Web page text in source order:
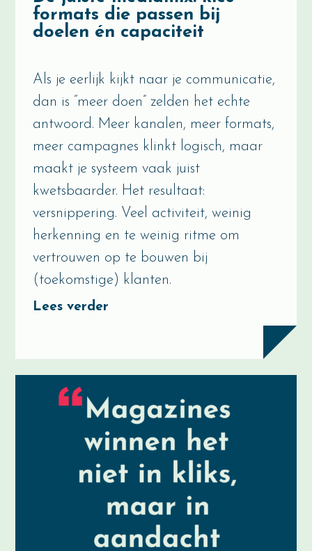
formats die passen bij
doelen én capaciteit
Als je eerlijk kijkt naar je communicatie,
dan is “meer doen” zelden het echte
antwoord. Meer kanalen, meer formats,
meer campagnes klinkt logisch, maar
maakt je systeem vaak juist
kwetsbaarder. Het resultaat:
versnippering. Veel activiteit, weinig
herkenning en te weinig ritme om
vertrouwen op te bouwen bij
(toekomstige) klanten.
Lees verder